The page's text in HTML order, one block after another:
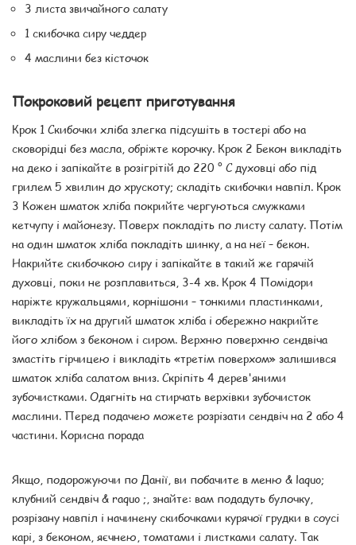
3 листа звичайного салату
1 скибочка сиру чеддер
4 маслини без кісточок
Покроковий рецепт приготування
Крок 1 Скибочки хліба злегка підсушіть в тостері або на
сковорідці без масла, обріжте корочку. Крок 2 Бекон викладіть
на деко і запікайте в розігрітій до 220 ° C духовці або під
грилем 5 хвилин до хрускоту; складіть скибочки навпіл. Крок
3 Кожен шматок хліба покрийте чергуються смужками
кетчупу і майонезу. Поверх покладіть по листу салату. Потім
на один шматок хліба покладіть шинку, а на неї – бекон.
Накрийте скибочкою сиру і запікайте в такий же гарячій
духовці, поки не розплавиться, 3-4 хв. Крок 4 Помідори
наріжте кружальцями, корнішони – тонкими пластинками,
викладіть їх на другий шматок хліба і обережно накрийте
його хлібом з беконом і сиром. Верхню поверхню сендвіча
змастіть гірчицею і викладіть «третім поверхом» залишився
шматок хліба салатом вниз. Скріпіть 4 дерев'яними
зубочистками. Одягніть на стирчать верхівки зубочисток
маслини. Перед подачею можете розрізати сендвіч на 2 або 4
частини. Корисна порада
Якщо, подорожуючи по Данії, ви побачите в меню & laquo;
клубний сендвіч & raquo ;, знайте: вам подадуть булочку,
розрізану навпіл і начинену скибочками курячої грудки в соусі
карі, з беконом, яєчнею, томатами і листками салату. Так